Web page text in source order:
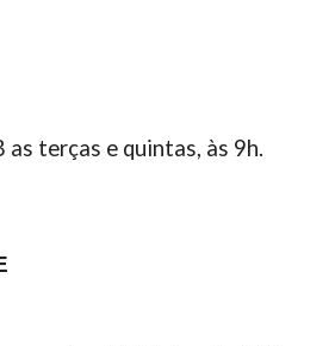
terças e quintas, às 9h.